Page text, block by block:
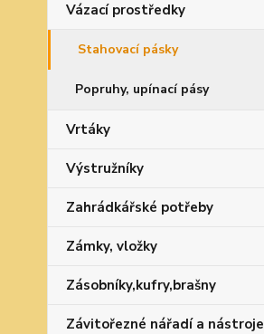
Vázací prostředky
Stahovací pásky
Popruhy, upínací pásy
Vrtáky
Výstružníky
Zahrádkářské potřeby
Zámky, vložky
Zásobníky,kufry,brašny
Závitořezné nářadí a nástroje